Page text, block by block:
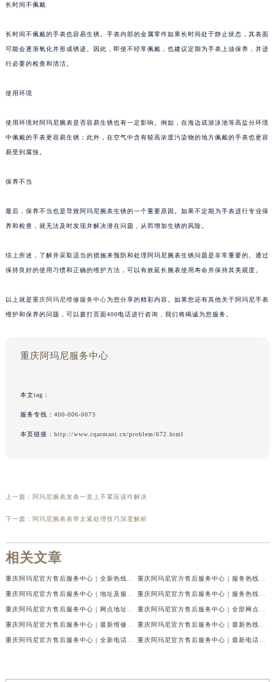
长时间不佩戴
长时间不佩戴的手表也容易生锈。手表内部的金属零件如果长时间处于静止状态，其表面
可能会逐渐氧化并形成锈迹。因此，即使不经常佩戴，也建议定期为手表上油保养，并进
行必要的检查和清洁。
使用环境
使用环境对阿玛尼腕表是否容易生锈也有一定影响。例如，在海边或游泳池等高盐分环境
中佩戴的手表更容易生锈；此外，在空气中含有较高浓度污染物的地方佩戴的手表也更容
易受到腐蚀。
保养不当
最后，保养不当也是导致阿玛尼腕表生锈的一个重要原因。如果不定期为手表进行专业保
养和检查，就无法及时发现并解决潜在问题，从而增加生锈的风险。
综上所述，了解并采取适当的措施来预防和处理阿玛尼腕表生锈问题是非常重要的。通过
保持良好的使用习惯和正确的维护方法，可以有效延长腕表使用寿命并保持其美观度。
以上就是重庆阿玛尼维修服务中心为您分享的精彩内容。如果您还有其他关于阿玛尼手表
维护和保养的问题，可以拨打页面400电话进行咨询，我们将竭诚为您服务。
重庆阿玛尼服务中心
本文tag：
服务专线： 400-006-0073
本页链接： http://www.cqarmani.cn/problem/672.html
上一篇： 阿玛尼腕表发条一直上不紧应该咋解决
下一篇： 阿玛尼腕表表带太紧处理技巧深度解析
相关文章